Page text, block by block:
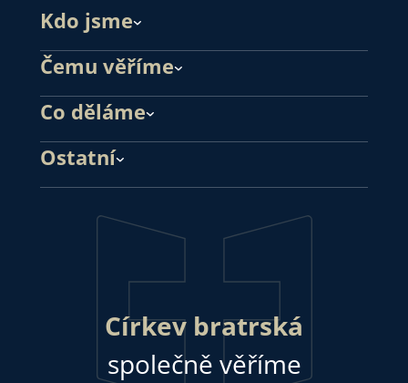
Kdo jsme
Čemu věříme
Co děláme
Ostatní
Církev bratrská
společně věříme